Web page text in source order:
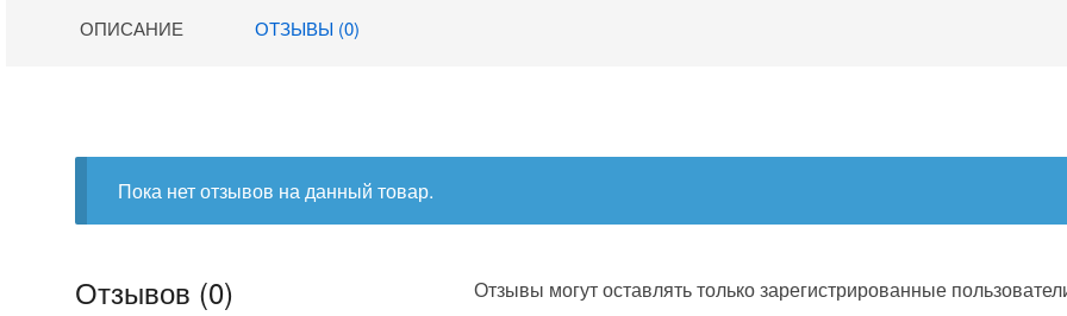
ОПИСАНИЕ ОТЗЫВЫ (0)
Пока нет отзывов на данный товар.
Отзывов (0) Отзывы могут оставлять только зарегистрированные